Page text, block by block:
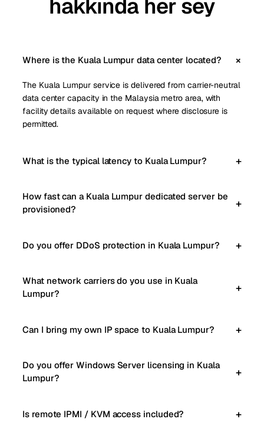
hakkında her sey
Where is the Kuala Lumpur data center located?
The Kuala Lumpur service is delivered from carrier-neutral
data center capacity in the Malaysia metro area, with
facility details available on request where disclosure is
permitted.
What is the typical latency to Kuala Lumpur?
How fast can a Kuala Lumpur dedicated server be
provisioned?
Do you offer DDoS protection in Kuala Lumpur?
What network carriers do you use in Kuala
Lumpur?
Can I bring my own IP space to Kuala Lumpur?
Do you offer Windows Server licensing in Kuala
Lumpur?
Is remote IPMI / KVM access included?